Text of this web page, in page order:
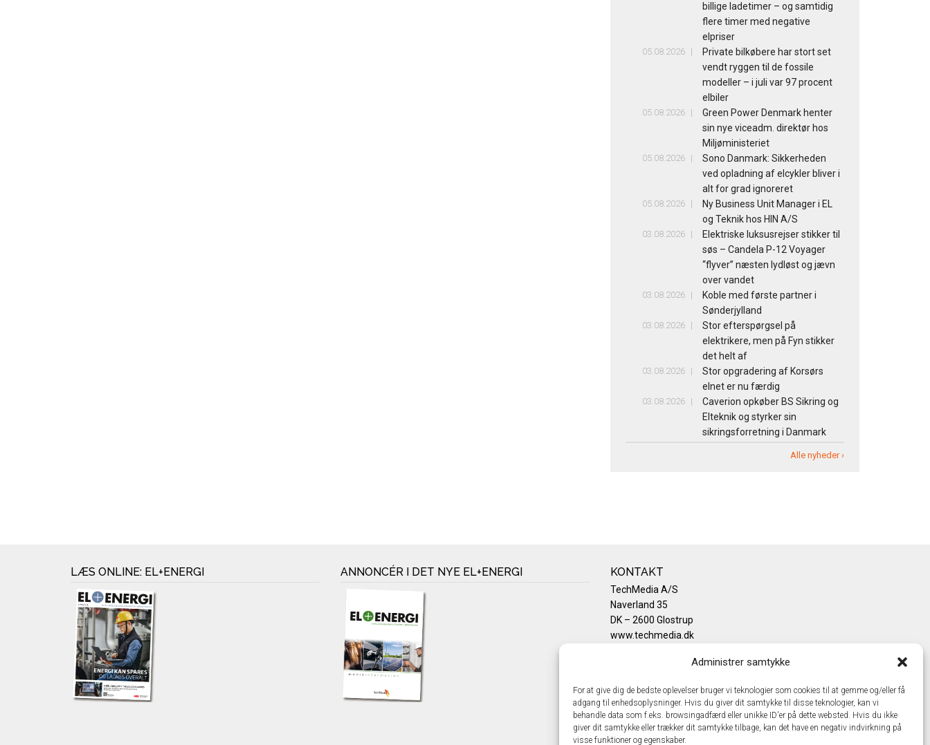
Administrer samtykke
For at give dig de bedste oplevelser bruger vi teknologier som cookies til at gemme og/eller få
adgang til enhedsoplysninger. Hvis du giver dit samtykke til disse teknologier, kan vi
behandle data som f.eks. browsingadfærd eller unikke ID'er på dette websted. Hvis du ikke
giver dit samtykke eller trækker dit samtykke tilbage, kan det have en negativ indvirkning på
visse funktioner og egenskaber.
billige ladetimer – og samtidig
flere timer med negative
elpriser
05.08.2026
Private bilkøbere har stort set
vendt ryggen til de fossile
modeller – i juli var 97 procent
elbiler
05.08.2026
Green Power Denmark henter
sin nye viceadm. direktør hos
Miljøministeriet
05.08.2026
Sono Danmark: Sikkerheden
ved opladning af elcykler bliver i
alt for grad ignoreret
05.08.2026
Ny Business Unit Manager i EL
og Teknik hos HIN A/S
03.08.2026
Elektriske luksusrejser stikker til
søs – Candela P-12 Voyager
“flyver” næsten lydløst og jævn
over vandet
03.08.2026
Koble med første partner i
Sønderjylland
03.08.2026
Stor efterspørgsel på
elektrikere, men på Fyn stikker
det helt af
03.08.2026
Stor opgradering af Korsørs
elnet er nu færdig
03.08.2026
Caverion opkøber BS Sikring og
Elteknik og styrker sin
sikringsforretning i Danmark
Alle nyheder ›
LÆS ONLINE: EL+ENERGI ANNONCÉR I DET NYE EL+ENERGI KONTAKT
TechMedia A/S
Naverland 35
DK – 2600 Glostrup
www.techmedia.dk
info@techmedia.dk
Cookiepolitik